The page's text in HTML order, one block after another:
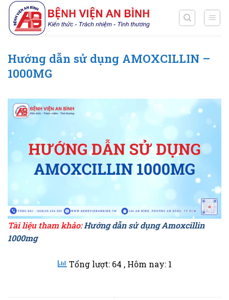
Chuyển
đến
nội
Hướng dẫn sử dụng AMOXCILLIN –
1000MG
Tài liệu tham khảo:Hướng dẫn sử dụng Amoxcillin
1000mg
Tổng lượt: 64 , Hôm nay: 1